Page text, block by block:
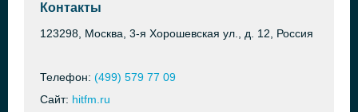
Контакты
123298, Москва, 3-я Хорошевская ул., д. 12, Россия
Телефон: (499) 579 77 09
Сайт: hitfm.ru